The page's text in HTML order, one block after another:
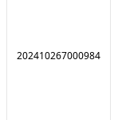
202410267000984